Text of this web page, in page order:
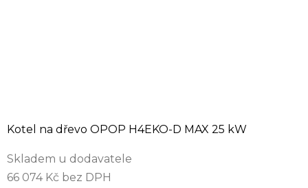
Kotel na dřevo OPOP H4EKO-D MAX 25 kW
Skladem u dodavatele
66 074 Kč bez DPH